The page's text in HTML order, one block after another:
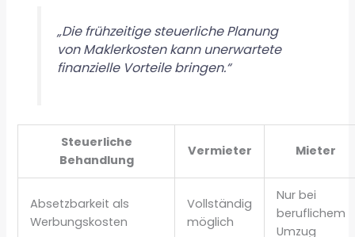
„Die frühzeitige steuerliche Planung
von Maklerkosten kann unerwartete
finanzielle Vorteile bringen.“
Steuerliche
Behandlung
Vermieter Mieter
Absetzbarkeit als
Werbungskosten
Vollständig
möglich
Nur bei
beruflichem
Umzug